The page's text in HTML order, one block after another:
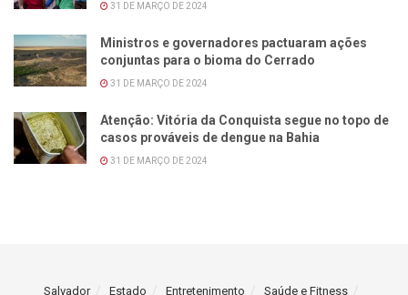
31 DE MARÇO DE 2024
Ministros e governadores pactuaram ações
conjuntas para o bioma do Cerrado
31 DE MARÇO DE 2024
Atenção: Vitória da Conquista segue no topo de
casos prováveis de dengue na Bahia
31 DE MARÇO DE 2024
Salvador Estado Entretenimento Saúde e Fitness